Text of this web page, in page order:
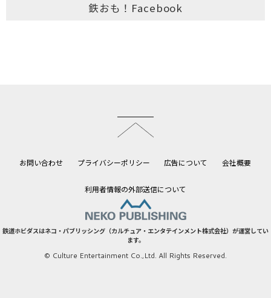
鉄おも！Facebook
お問い合わせ プライバシーポリシー 広告について 会社概要
利用者情報の外部送信について
鉄道ホビダスはネコ・パブリッシング（カルチュア・エンタテインメント株式会社）が運営してい
ます。
© Culture Entertainment Co.,Ltd. All Rights Reserved.